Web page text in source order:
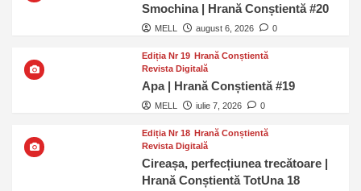
Smochina | Hrană Conștientă #20
MELL august 6, 2026 0
Ediția Nr 19 Hrană Conștientă
Revista Digitală
Apa | Hrană Conștientă #19
MELL iulie 7, 2026 0
Ediția Nr 18 Hrană Conștientă
Revista Digitală
Cireașa, perfecțiunea trecătoare |
Hrană Conștientă TotUna 18